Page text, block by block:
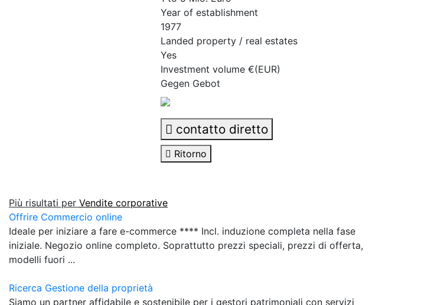
Year of establishment
1977
Landed property / real estates
Yes
Investment volume €(EUR)
Gegen Gebot
contatto diretto
Ritorno
Più risultati per Vendite corporative
Offrire Commercio online
Ideale per iniziare a fare e-commerce **** Incl. induzione completa nella fase
iniziale. Negozio online completo. Soprattutto prezzi speciali, prezzi di offerta,
modelli fuori ...
Ricerca Gestione della proprietà
Siamo un partner affidabile e sostenibile per i gestori patrimoniali con servizi